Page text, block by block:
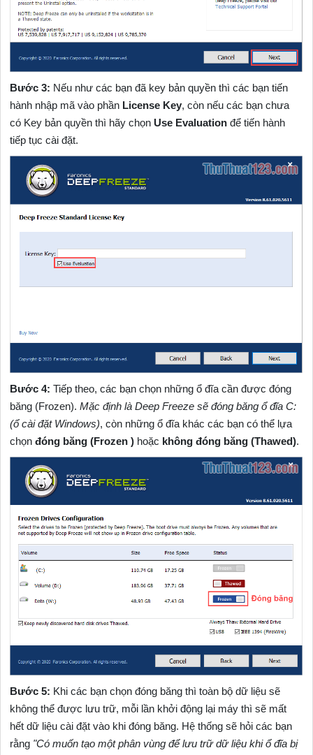
Bước 3: Nếu như các bạn đã key bản quyền thì các bạn tiến
hành nhập mã vào phần License Key, còn nếu các bạn chưa
có Key bản quyền thì hãy chọn Use Evaluation để tiến hành
tiếp tục cài đặt.
Bước 4: Tiếp theo, các bạn chọn những ổ đĩa cần được đóng
băng (Frozen).Mặc định là Deep Freeze sẽ đóng băng ổ đĩa C:
(ổ cài đặt Windows), còn những ổ đĩa khác các bạn có thể lựa
chọnđóng băng (Frozen ) hoặc không đóng băng (Thawed).
Bước 5: Khi các bạn chọn đóng băng thì toàn bộ dữ liệu sẽ
không thể được lưu trữ, mỗi lần khởi động lại máy thì sẽ mất
hết dữ liệu cài đặt vào khi đóng băng. Hệ thống sẽ hỏi các bạn
rằng "Có muốn tạo một phân vùng để lưu trữ dữ liệu khi ổ đĩa bị